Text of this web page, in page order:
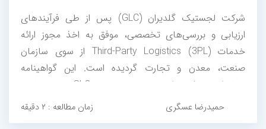
شرکت لجستیک گلدیران (GLC) پس از طی فرآیندهای
ارزیابی و بررسی‌های تخصصی، موفق به اخذ مجوز ارائه
خدمات Third-Party Logistics (3PL) از سوی سازمان
صنعت، معدن و تجارت گردیده است. این گواهینامه
استانداردهای ملی و بین‌المللی در ارائه خدمات لجستیکی
حمیدرضا عسگری زمان مطالعه : ۲ دقیقه